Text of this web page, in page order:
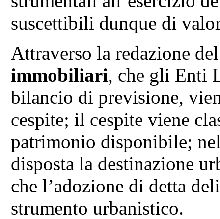
suscettibili dunque di
Attraverso la redazione
immobiliari, che gli Enti
bilancio di previsione,
cespite; il cespite viene
patrimonio disponibile;
disposta la destinazione
che l’adozione di detta
strumento urbanistico.